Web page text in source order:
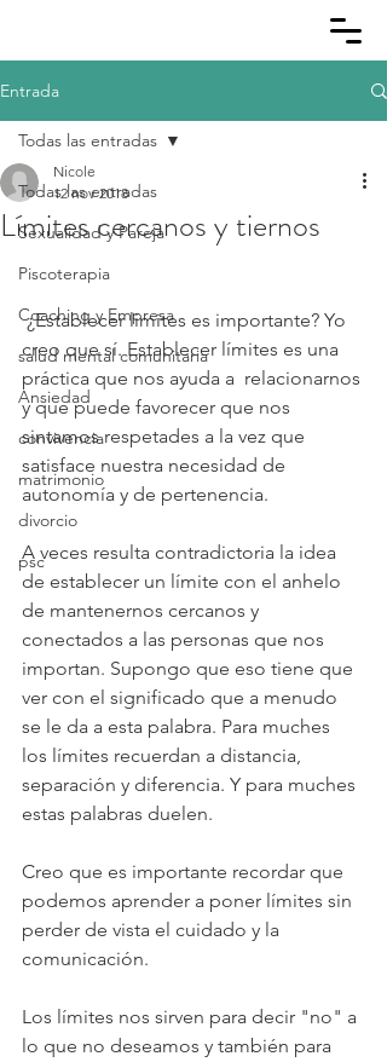
Entrada
Todas las entradas
Sexualidad y Pareja
Piscoterapia
Coaching y Empresa
salud mental comunitaria
Ansiedad
convivencia
matrimonio
divorcio
psc
Todas las entradas
Límites cercanos y tiernos
Nicole
12 nov 2018
¿Establecer límites es importante? Yo
creo que sí. Establecer límites es una
práctica que nos ayuda a  relacionarnos
y que puede favorecer que nos
sintamos respetades a la vez que
satisface nuestra necesidad de
autonomía y de pertenencia.
A veces resulta contradictoria la idea
de establecer un límite con el anhelo
de mantenernos cercanos y
conectados a las personas que nos
importan. Supongo que eso tiene que
ver con el significado que a menudo
se le da a esta palabra. Para muches
los límites recuerdan a distancia,
separación y diferencia. Y para muches
estas palabras duelen.
Creo que es importante recordar que
podemos aprender a poner límites sin
perder de vista el cuidado y la
comunicación.
Los límites nos sirven para decir "no" a
lo que no deseamos y también para